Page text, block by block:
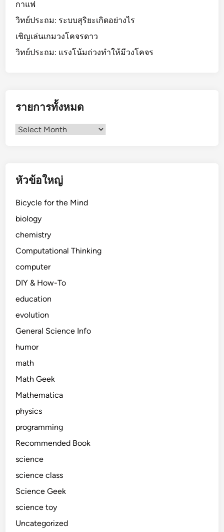
กาแฟ
วิทย์ประถม: ระบบสุริยะเกิดอย่างไร
เชิญเล่นเกมวงโคจรดาว
วิทย์ประถม: แรงโน้มถ่วงทำให้มีวงโคจร
รายการทั้งหมด
รายการ
หัวข้อใหญ่
Bicycle for the Mind
biology
chemistry
Computational Thinking
computer
DIY & How-To
education
evolution
General Science Info
humor
math
Math Geek
Mathematica
physics
programming
Recommended Book
science
science class
Science Geek
science toy
Uncategorized